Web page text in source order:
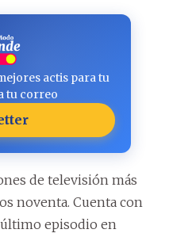
actis para tu
tu correo
de televisión más
noventa. Cuenta con
episodio en